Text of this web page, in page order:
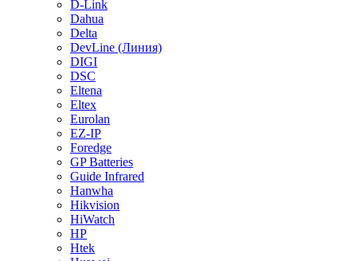
D-Link
Dahua
Delta
DevLine (Линия)
DIGI
DSC
Eltena
Eltex
Eurolan
EZ-IP
Foredge
GP Batteries
Guide Infrared
Hanwha
Hikvision
HiWatch
HP
Htek